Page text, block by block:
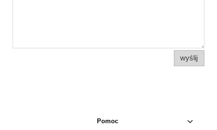
wyślij
Pomoc